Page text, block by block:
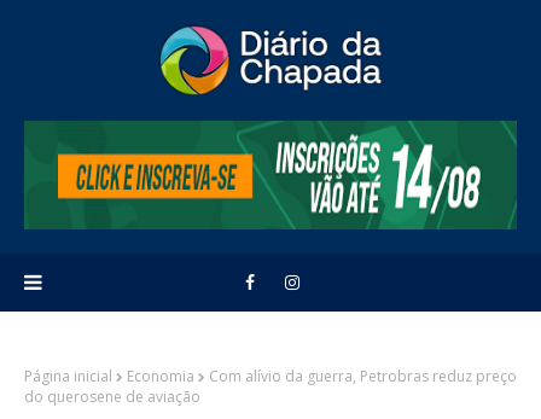
Página inicial Economia
Com alívio da guerra, Petrobras reduz preço
do querosene de aviação